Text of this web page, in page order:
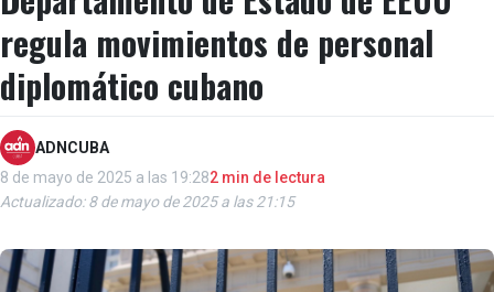
regula movimientos de personal
diplomático cubano
ADNCUBA
8 de mayo de 2025 a las 19:282 min de lectura
Actualizado: 8 de mayo de 2025 a las 21:15